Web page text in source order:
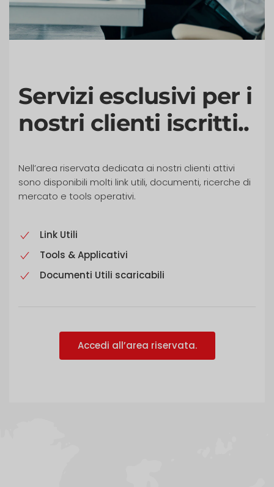
Servizi esclusivi per i
nostri clienti iscritti..
Nell’area riservata dedicata ai nostri clienti attivi
sono disponibili molti link utili, documenti, ricerche di
mercato e tools operativi.
Link Utili
Tools & Applicativi
Documenti Utili scaricabili
Accedi all’area riservata.